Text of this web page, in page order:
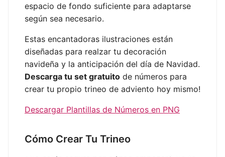
espacio de fondo suficiente para adaptarse
según sea necesario.
Estas encantadoras ilustraciones están
diseñadas para realzar tu decoración
navideña y la anticipación del día de Navidad.
Descarga tu set gratuito de números para
crear tu propio trineo de adviento hoy mismo!
Descargar Plantillas de Números en PNG
Cómo Crear Tu Trineo